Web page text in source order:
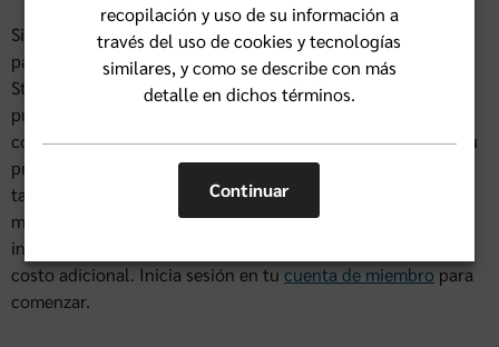
Si compra su propio plan para usted y su familia, puede
participar en el programa de recompensas Better You
Strides. Cada adulto de 18 años o más cubierto por su plan
puede ganar recompensas hacia su prima mensual — sin
costo adicional. Si sus puntos acumulados son mayores a su
prima anual, puede canjear los puntos restantes por una
tarjeta prepagada que puede usar para cubrir gastos
médicos. Además de las recompensas, muchos planes
incluyen beneficios adicionales y programas de salud sin
costo adicional. Inicia sesión en tu cuenta de miembro para
comenzar.
recopilación y uso de su información a
través del uso de cookies y tecnologías
similares, y como se describe con más
detalle en dichos términos.
Continuar